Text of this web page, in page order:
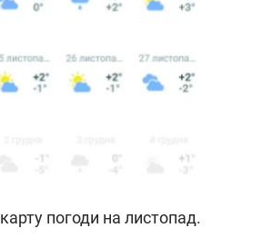
погоди на листопад.